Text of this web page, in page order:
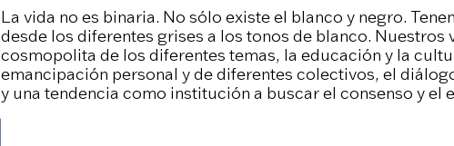
La vida no es binaria. No sólo existe el blanco y negro.
desde los diferentes grises a los tonos de blanco. Nuestros
cosmopolita de los diferentes temas, la educación y la
emancipación personal y de diferentes colectivos, el
y una tendencia como institución a buscar el consenso y el